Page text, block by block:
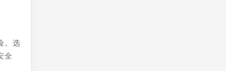
。选
全